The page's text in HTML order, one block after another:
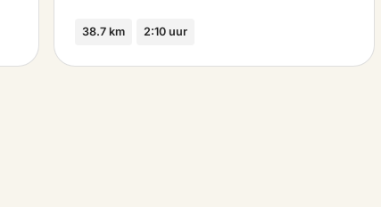
38.7 km 2:10 uur